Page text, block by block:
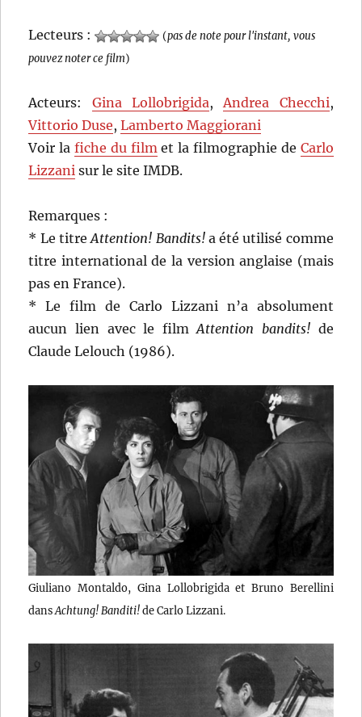
Lecteurs : (pas de note pour l'instant, vous
pouvez noter ce film)
Acteurs: Gina Lollobrigida,Andrea Checchi,
Vittorio Duse,Lamberto Maggiorani
Voir la fiche du filmet la filmographie de Carlo
Lizzani sur le site IMDB.
Remarques :
* Le titreAttention! Bandits!a été utilisé comme
titre international de la version anglaise (mais
pas en France).
* Le film de Carlo Lizzani n’a absolument
aucun lien avec le filmAttention bandits! de
Claude Lelouch (1986).
Giuliano Montaldo, Gina Lollobrigida et Bruno Berellini
dansAchtung! Banditi!de Carlo Lizzani.